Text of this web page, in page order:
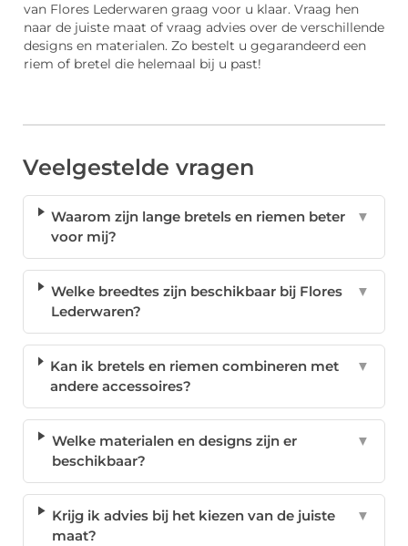
van Flores Lederwaren graag voor u klaar. Vraag hen
naar de juiste maat of vraag advies over de verschillende
designs en materialen. Zo bestelt u gegarandeerd een
riem of bretel die helemaal bij u past!
Veelgestelde vragen
Waarom zijn lange bretels en riemen beter
voor mij?
▼
Welke breedtes zijn beschikbaar bij Flores
Lederwaren?
▼
Kan ik bretels en riemen combineren met
andere accessoires?
▼
Welke materialen en designs zijn er
beschikbaar?
▼
Krijg ik advies bij het kiezen van de juiste
maat?
▼